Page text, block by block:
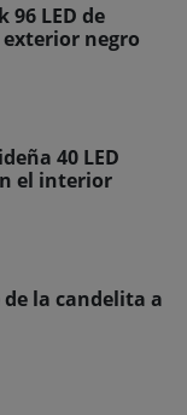
96 LED de
negro
40 LED
el interior
la candelita a